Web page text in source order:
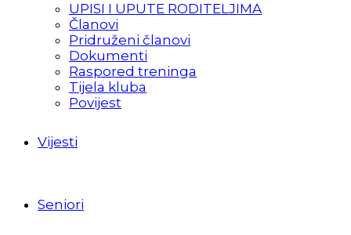
UPISI I UPUTE RODITELJIMA
Članovi
Pridruženi članovi
Dokumenti
Raspored treninga
Tijela kluba
Povijest
Vijesti
Seniori